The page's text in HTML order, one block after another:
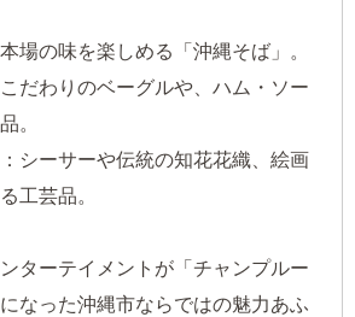
場の味を楽しめる「沖縄そば」。
だわりのベーグルや、ハム・ソー
。
シーサーや伝統の知花花織、絵画
工芸品。
ターテイメントが「チャンプルー
なった沖縄市ならではの魅力あふ